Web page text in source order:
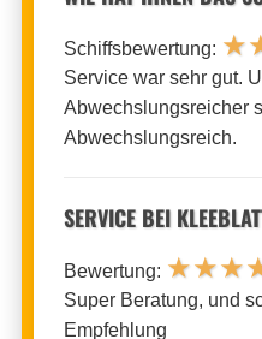
Schiffsbewertung: ★
Service war sehr gut.
Abwechslungsreicher
Abwechslungsreich.
SERVICE BEI
Bewertung: ★★★
Super Beratung, und
Empfehlung